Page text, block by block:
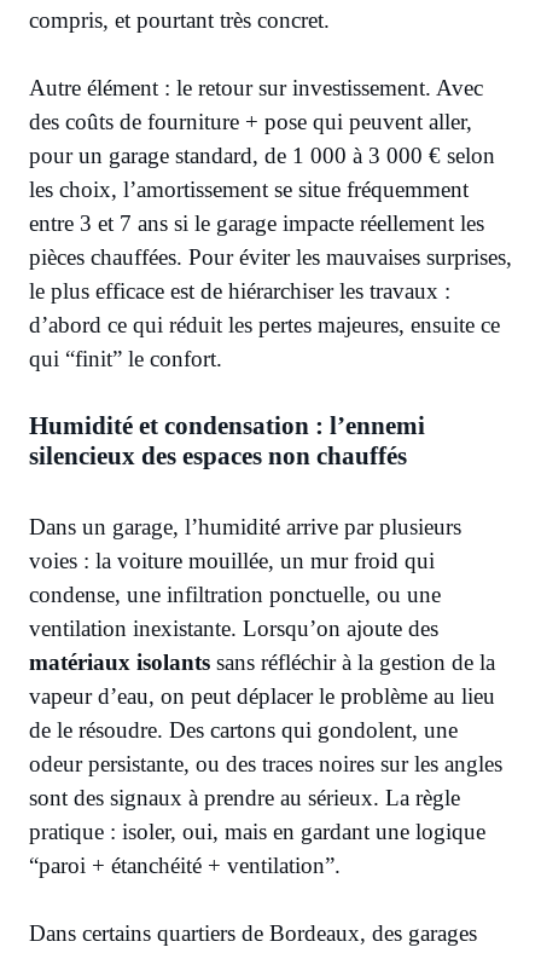
compris, et pourtant très concret.
Autre élément : le retour sur investissement. Avec
des coûts de fourniture + pose qui peuvent aller,
pour un garage standard, de 1 000 à 3 000 € selon
les choix, l’amortissement se situe fréquemment
entre 3 et 7 ans si le garage impacte réellement les
pièces chauffées. Pour éviter les mauvaises surprises,
le plus efficace est de hiérarchiser les travaux :
d’abord ce qui réduit les pertes majeures, ensuite ce
qui “finit” le confort.
Humidité et condensation : l’ennemi
silencieux des espaces non chauffés
Dans un garage, l’humidité arrive par plusieurs
voies : la voiture mouillée, un mur froid qui
condense, une infiltration ponctuelle, ou une
ventilation inexistante. Lorsqu’on ajoute des
matériaux isolants sans réfléchir à la gestion de la
vapeur d’eau, on peut déplacer le problème au lieu
de le résoudre. Des cartons qui gondolent, une
odeur persistante, ou des traces noires sur les angles
sont des signaux à prendre au sérieux. La règle
pratique : isoler, oui, mais en gardant une logique
“paroi + étanchéité + ventilation”.
Dans certains quartiers de Bordeaux, des garages